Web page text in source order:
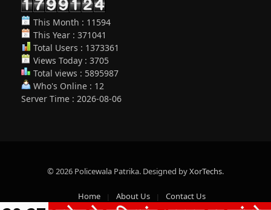
This Month : 11594
This Year : 371041
Total Users : 1373361
Views Today : 3705
Total views : 5895987
Who's Online : 12
Server Time : 2026-08-06
© 2026 Policewala Patrika. Designed byXorTechs.
Home About Us Contact Us